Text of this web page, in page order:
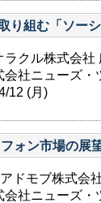
り組む「ソー
ラクル株式会社
会社ニューズ・
12 (月)
ォン市場の展
ドモブ株式会
会社ニューズ・